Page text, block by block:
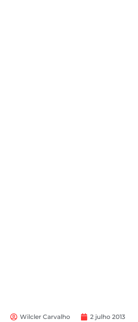
Wilcler Carvalho 2 julho 2013